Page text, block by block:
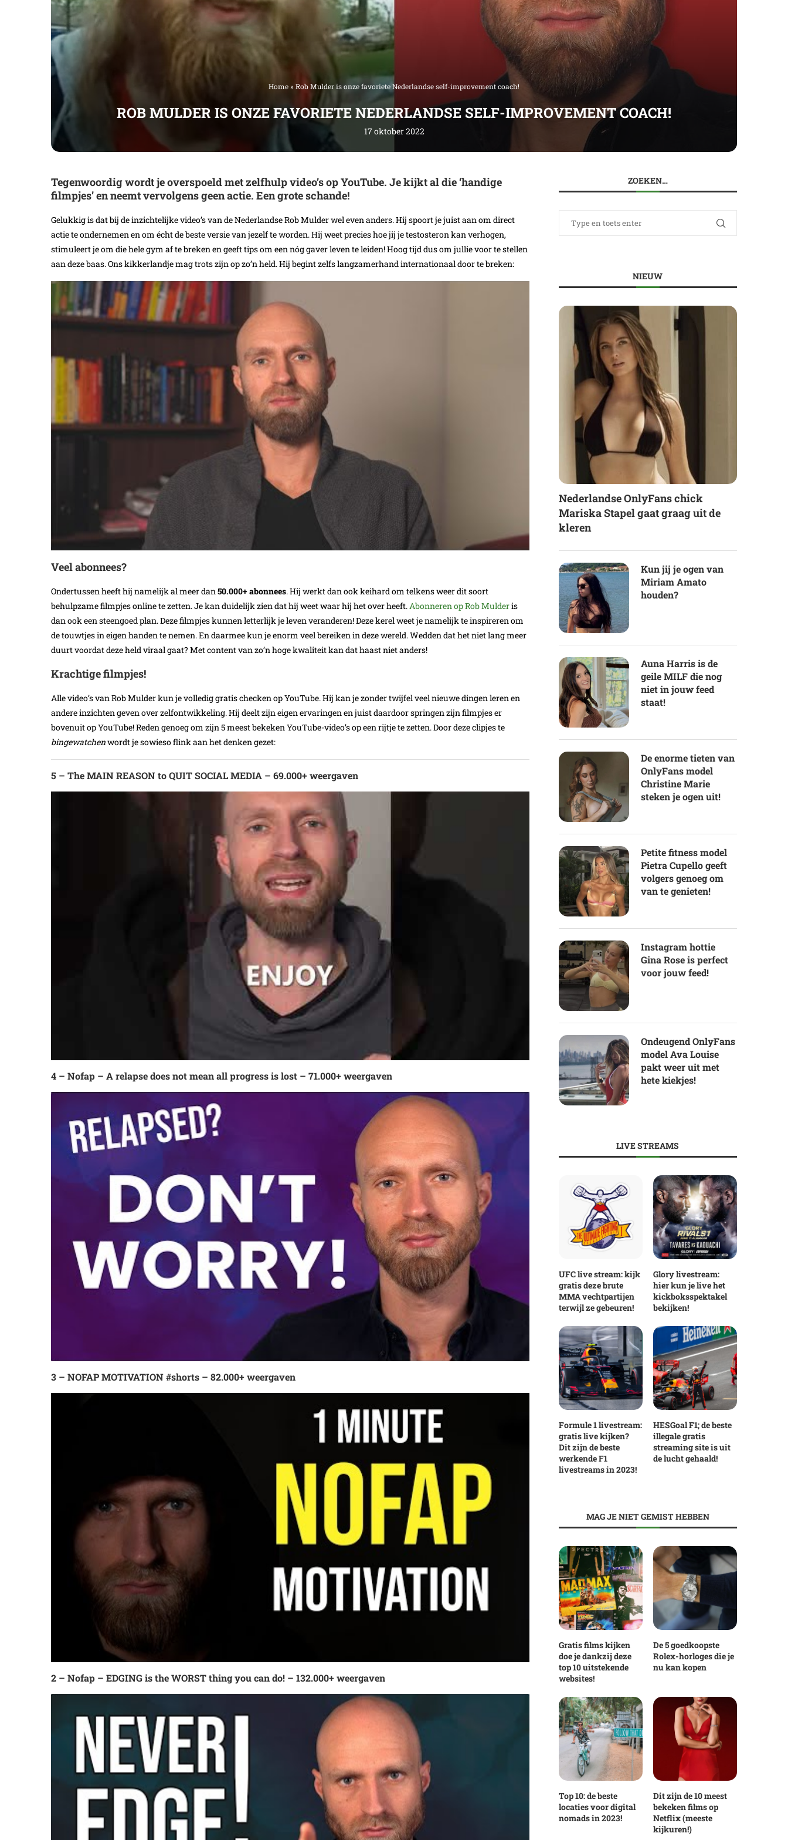
Home»Rob Mulder is onze favoriete Nederlandse self-improvement coach!
ROB MULDER IS ONZE FAVORIETE NEDERLANDSE SELF-IMPROVEMENT COACH!
17 oktober 2022
Tegenwoordig wordt je overspoeld met zelfhulp video’s op YouTube. Je kijkt al die ‘handige
filmpjes’ en neemt vervolgens geen actie. Een grote schande!
Gelukkig is dat bij de inzichtelijke video’s van de Nederlandse Rob Mulder wel even anders. Hij spoort je juist aan om direct
actie te ondernemen en om écht de beste versie van jezelf te worden. Hij weet precies hoe jij je testosteron kan verhogen,
stimuleert je om die hele gym af te breken en geeft tips om een nóg gaver leven te leiden! Hoog tijd dus om jullie voor te stellen
aan deze baas. Ons kikkerlandje mag trots zijn op zo’n held. Hij begint zelfs langzamerhand internationaal door te breken:
Veel abonnees?
Ondertussen heeft hij namelijk al meer dan 50.000+ abonnees. Hij werkt dan ook keihard om telkens weer dit soort
behulpzame filmpjes online te zetten. Je kan duidelijk zien dat hij weet waar hij het over heeft. Abonneren op Rob Mulderis
dan ook een steengoed plan. Deze filmpjes kunnen letterlijk je leven veranderen! Deze kerel weet je namelijk te inspireren om
de touwtjes in eigen handen te nemen. En daarmee kun je enorm veel bereiken in deze wereld. Wedden dat het niet lang meer
duurt voordat deze held viraal gaat? Met content van zo’n hoge kwaliteit kan dat haast niet anders!
Krachtige filmpjes!
Alle video’s van Rob Mulder kun je volledig gratis checken op YouTube. Hij kan je zonder twijfel veel nieuwe dingen leren en
andere inzichten geven over zelfontwikkeling. Hij deelt zijn eigen ervaringen en juist daardoor springen zijn filmpjes er
bovenuit op YouTube! Reden genoeg om zijn 5 meest bekeken YouTube-video’s op een rijtje te zetten. Door deze clipjes te
bingewatchenwordt je sowieso flink aan het denken gezet:
5 – The MAIN REASON to QUIT SOCIAL MEDIA – 69.000+ weergaven
4 – Nofap – A relapse does not mean all progress is lost – 71.000+ weergaven
3 – NOFAP MOTIVATION #shorts – 82.000+ weergaven
2 – Nofap – EDGING is the WORST thing you can do! – 132.000+ weergaven
ZOEKEN…
NIEUW
Nederlandse OnlyFans chick
Mariska Stapel gaat graag uit de
kleren
Kun jij je ogen van
Miriam Amato
houden?
Auna Harris is de
geile MILF die nog
niet in jouw feed
staat!
De enorme tieten van
OnlyFans model
Christine Marie
steken je ogen uit!
Petite fitness model
Pietra Cupello geeft
volgers genoeg om
van te genieten!
Instagram hottie
Gina Rose is perfect
voor jouw feed!
Ondeugend OnlyFans
model Ava Louise
pakt weer uit met
hete kiekjes!
LIVE STREAMS
UFC live stream: kijk
gratis deze brute
MMA vechtpartijen
terwijl ze gebeuren!
Glory livestream:
hier kun je live het
kickboksspektakel
bekijken!
Formule 1 livestream:
gratis live kijken?
Dit zijn de beste
werkende F1
livestreams in 2023!
HESGoal F1; de beste
illegale gratis
streaming site is uit
de lucht gehaald!
MAG JE NIET GEMIST HEBBEN
Gratis films kijken
doe je dankzij deze
top 10 uitstekende
websites!
De 5 goedkoopste
Rolex-horloges die je
nu kan kopen
Top 10: de beste
locaties voor digital
nomads in 2023!
Dit zijn de 10 meest
bekeken films op
Netflix (meeste
kijkuren!)